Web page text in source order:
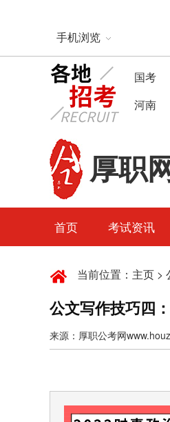
手机浏览
国考
河南
厚职
首页 考试资讯
当前位置： 主页 >
公文写作技巧四
来源：厚职公考网